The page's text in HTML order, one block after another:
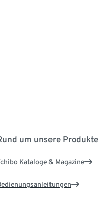
um unsere Produkte
Kataloge & Magazine